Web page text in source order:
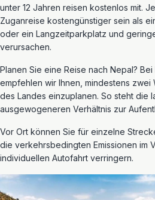
unter 12 Jahren reisen kostenlos mit.
Zuganreise kostengünstiger sein als
oder ein Langzeitparkplatz und
verursachen.
Planen Sie eine Reise nach Nepal? Bei
empfehlen wir Ihnen, mindestens zwei
des Landes einzuplanen. So steht die
ausgewogeneren Verhältnis zur
Vor Ort können Sie für einzelne
die verkehrsbedingten Emissionen im
individuellen Autofahrt verringern.